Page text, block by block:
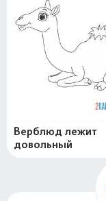
Верблюд лежит
довольный